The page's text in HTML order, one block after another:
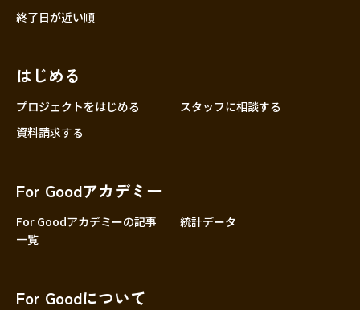
終了日が近い順
はじめる
プロジェクトをはじめる
スタッフに相談する
資料請求する
For Goodアカデミー
For Goodアカデミーの記事
一覧
統計データ
For Goodについて